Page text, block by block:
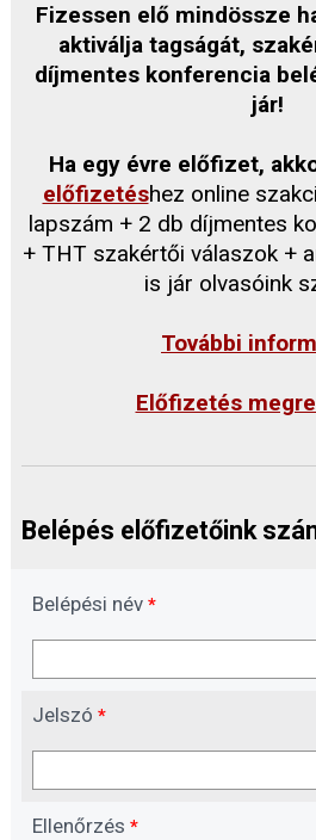
Fizessen elő mindössze
aktiválja tagságát,
díjmentes konferencia
jár!
Ha egy évre előfizet,
előfizetéshez online
lapszám + 2 db díjmentes
+ THT szakértői válaszok +
is jár olvasóink
További
Előfizetés
Belépés előfizetőink
Belépési név *
Jelszó *
Ellenőrzés *